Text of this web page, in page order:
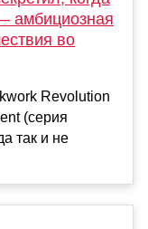
амбициозная
во
Revolution
(серия
так и не